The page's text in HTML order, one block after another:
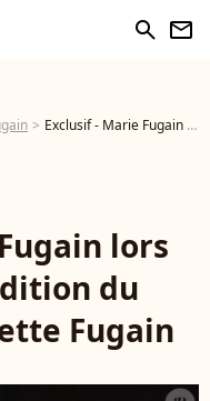
search newsletter
Exclusif - Marie Fugain lors de la 15ème édition du "Challenge Laurette Fugain © Gorassini-Perusseau/Bestimage - Photo
lors
du
Fugain